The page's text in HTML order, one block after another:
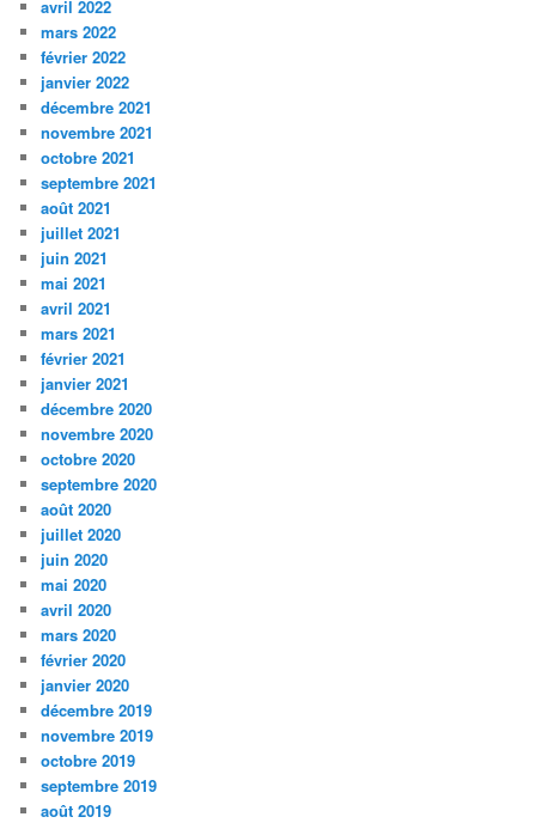
avril 2022
mars 2022
février 2022
janvier 2022
décembre 2021
novembre 2021
octobre 2021
septembre 2021
août 2021
juillet 2021
juin 2021
mai 2021
avril 2021
mars 2021
février 2021
janvier 2021
décembre 2020
novembre 2020
octobre 2020
septembre 2020
août 2020
juillet 2020
juin 2020
mai 2020
avril 2020
mars 2020
février 2020
janvier 2020
décembre 2019
novembre 2019
octobre 2019
septembre 2019
août 2019